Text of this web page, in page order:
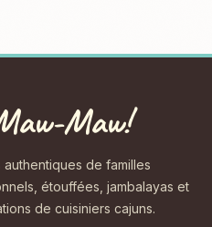
Maw!
de familles
étouffées, jambalayas et
de cuisiniers cajuns.